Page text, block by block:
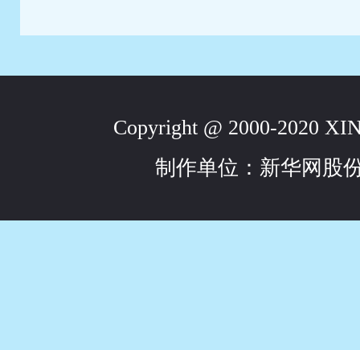
Copyright @ 2000-2020
制作单位：新华网股